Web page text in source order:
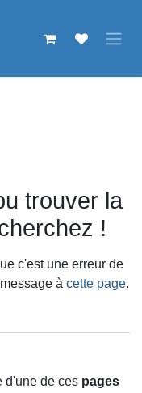
trouver la
!
c'est une erreur de
à cette page.
d'une de ces pages